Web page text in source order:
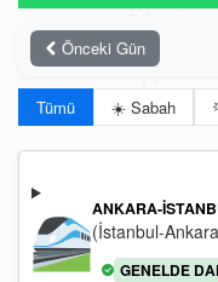
Önceki Gün
Tümü ☀️ Sabah
ANKARA-
(İstanbul-
GENELDE